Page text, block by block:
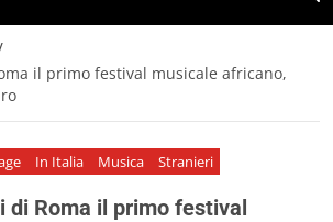
il primo festival musicale africano,
In Italia Musica Stranieri
di Roma il primo festival